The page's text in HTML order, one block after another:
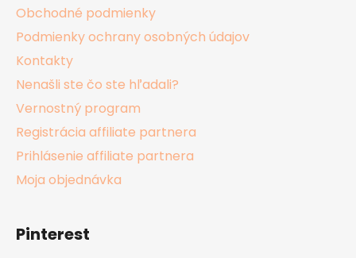
Obchodné podmienky
Podmienky ochrany osobných údajov
Kontakty
Nenašli ste čo ste hľadali?
Vernostný program
Registrácia affiliate partnera
Prihlásenie affiliate partnera
Moja objednávka
Pinterest